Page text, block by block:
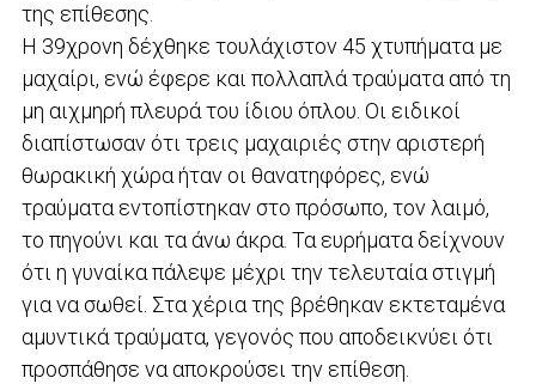
της επίθεσης.
Η 39χρονη δέχθηκε τουλάχιστον 45 χτυπήματα με
μαχαίρι, ενώ έφερε και πολλαπλά τραύματα από τη
μη αιχμηρή πλευρά του ίδιου όπλου. Οι ειδικοί
διαπίστωσαν ότι τρεις μαχαιριές στην αριστερή
θωρακική χώρα ήταν οι θανατηφόρες, ενώ
τραύματα εντοπίστηκαν στο πρόσωπο, τον λαιμό,
το πηγούνι και τα άνω άκρα. Τα ευρήματα δείχνουν
ότι η γυναίκα πάλεψε μέχρι την τελευταία στιγμή
για να σωθεί. Στα χέρια της βρέθηκαν εκτεταμένα
αμυντικά τραύματα, γεγονός που αποδεικνύει ότι
προσπάθησε να αποκρούσει την επίθεση.